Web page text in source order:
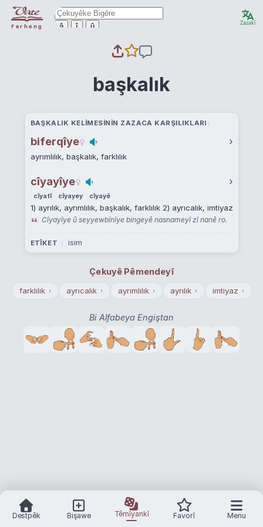
Ferheng ê î û Zazakî
başkalık
BAŞKALIK KELIMESININ ZAZACA KARŞILIKLARI
biferqîye ›
ayrımlılık, başkalık, farklılık
cîyayîye ›
cîyatî cîyayey cîyayê
1) ayrılık, ayrımlılık, başkalık, farklılık 2) ayrıcalık, imtiyaz
Cîyayîye û seyyewbînîye bingeyê nasnameyî zî nanê ro.
ETÎKET isim
Çekuyê Pêmendeyî
farklılık › ayrıcalık › ayrımlılık › ayrılık › imtiyaz ›
Bi Alfabeya Engiştan
Destpêk Bişawe Têmîyankî Favorî Menu